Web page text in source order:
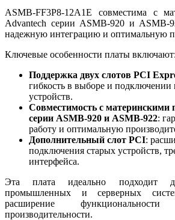
ASMB-FF3P8-12A1E совместима с
Advantech серии ASMB-920 и ASMB-
надежную интеграцию и оптимальную
Ключевые особенности платы включают:
Поддержка двух слотов PCI
гибкость в выборе и
устройств.
Совместимость с материнскими
серии ASMB-920 и ASMB-922:
работу и оптимальную
Дополнительный слот PCI:
подключения старых устройств,
интерфейса.
Эта плата идеально подходит
промышленных и серверных
расширение
производительности.